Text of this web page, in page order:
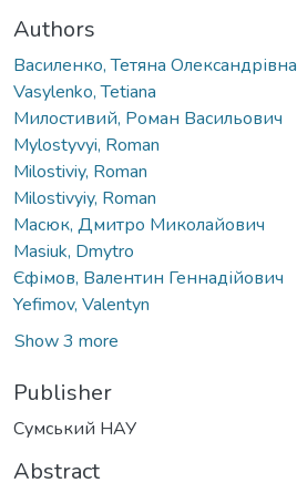
Authors
Василенко, Тетяна Олександрівна
Vasylenko, Tetiana
Милостивий, Роман Васильович
Mylostyvyi, Roman
Milostiviy, Roman
Milostivyiy, Roman
Масюк, Дмитро Миколайович
Masiuk, Dmytro
Єфімов, Валентин Геннадійович
Yefimov, Valentyn
Show 3 more
Publisher
Сумський НАУ
Abstract